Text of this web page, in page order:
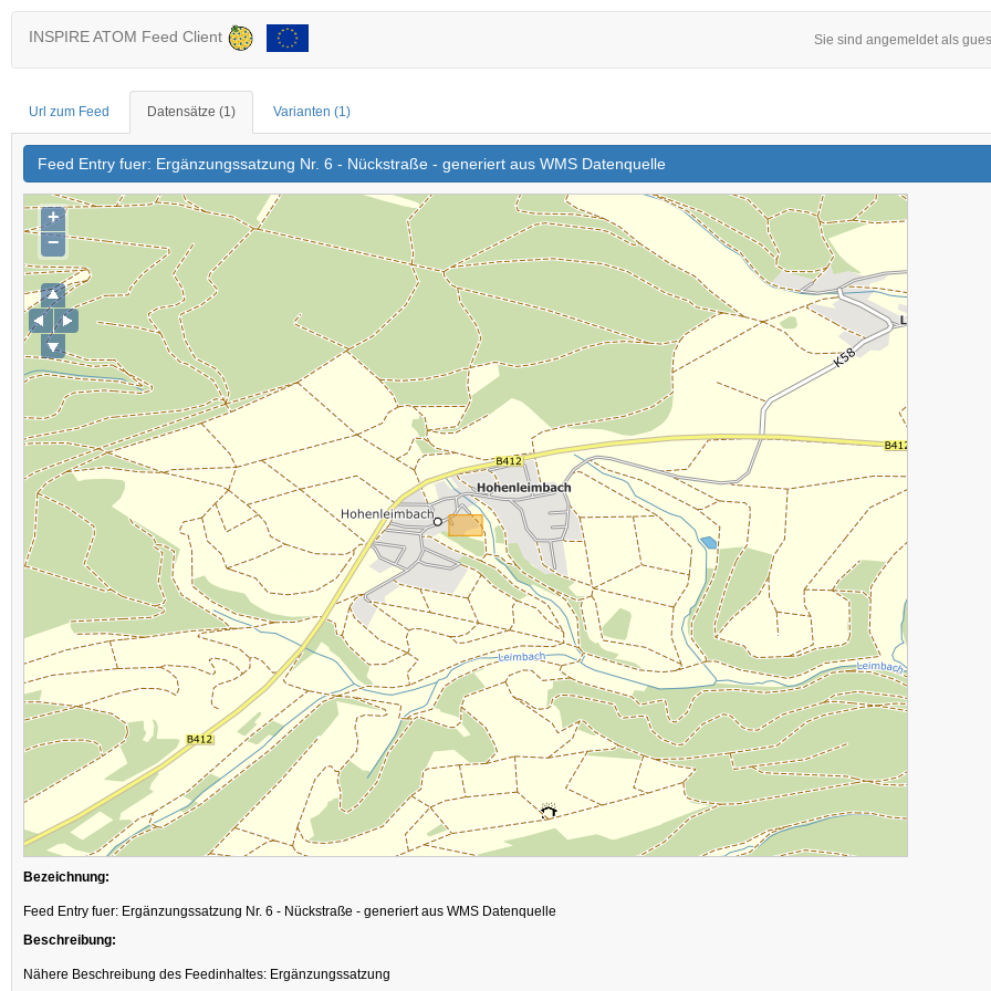
INSPIRE ATOM Feed Client Sie sind angemeldet als
Url zum Feed Datensätze (1) Varianten (1)
Feed Entry fuer: Ergänzungssatzung Nr. 6 - Nückstraße - generiert aus WMS Datenquelle
+
−
Bezeichnung:
Feed Entry fuer: Ergänzungssatzung Nr. 6 - Nückstraße - generiert aus WMS Datenquelle
Beschreibung:
Nähere Beschreibung des Feedinhaltes: Ergänzungssatzung